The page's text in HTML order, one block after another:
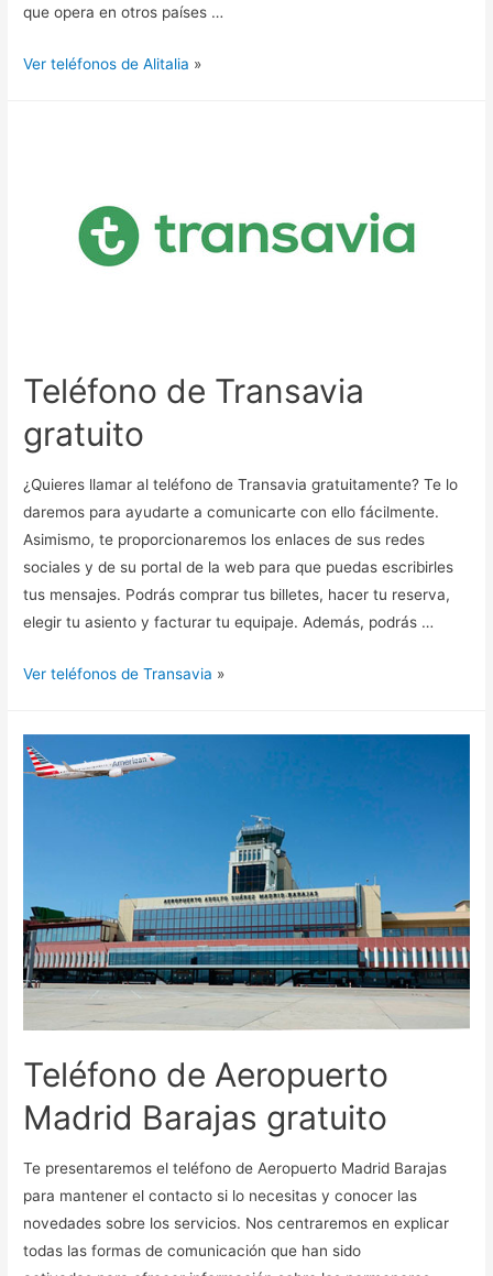
que opera en otros países …
Ver teléfonos de Alitalia »
Teléfono de Transavia
gratuito
¿Quieres llamar al teléfono de Transavia gratuitamente? Te lo
daremos para ayudarte a comunicarte con ello fácilmente.
Asimismo, te proporcionaremos los enlaces de sus redes
sociales y de su portal de la web para que puedas escribirles
tus mensajes. Podrás comprar tus billetes, hacer tu reserva,
elegir tu asiento y facturar tu equipaje. Además, podrás …
Ver teléfonos de Transavia »
Teléfono de Aeropuerto
Madrid Barajas gratuito
Te presentaremos el teléfono de Aeropuerto Madrid Barajas
para mantener el contacto si lo necesitas y conocer las
novedades sobre los servicios. Nos centraremos en explicar
todas las formas de comunicación que han sido